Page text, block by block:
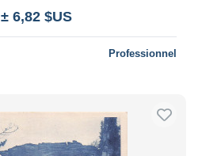
± 6,82 $US
Professionnel